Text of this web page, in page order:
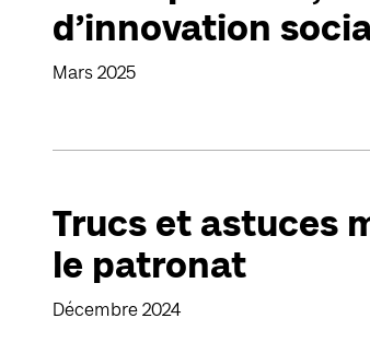
d’innovation
Mars 2025
Trucs et astuces
le patronat
Décembre 2024